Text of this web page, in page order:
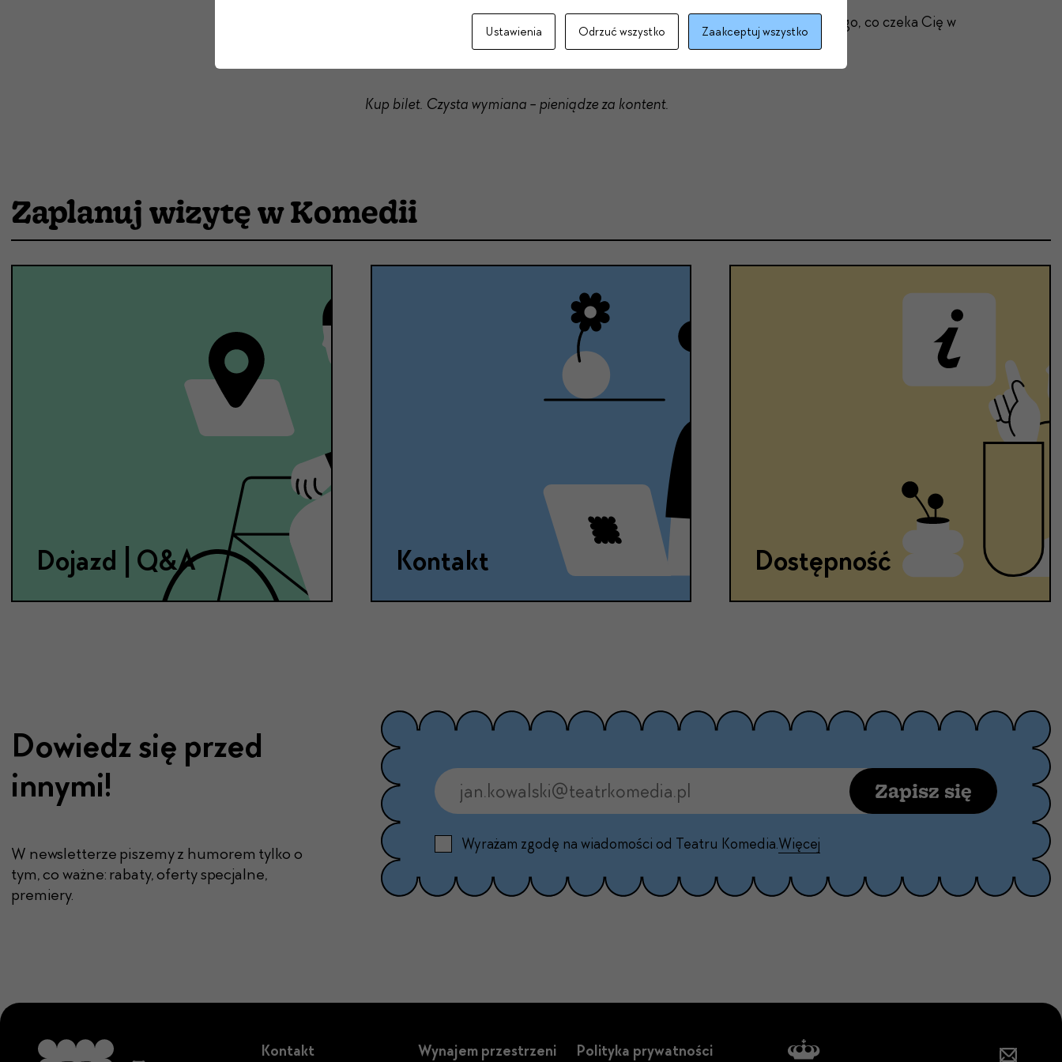
kontent (w roku 2026) - najogólniejsze, ale też najuczciwsze określenie tego, co czeka Cię w
nowym programie Ponciarza.
Kup bilet. Czysta wymiana - pieniądze za kontent.
Zaplanuj wizytę w Komedii
Dojazd | Q&A Kontakt Dostępność
Dowiedz się przed
innymi!
W newsletterze piszemy z humorem tylko o
tym, co ważne: rabaty, oferty specjalne,
premiery.
Zapisz się
Wyrażam zgodę na wiadomości od Teatru Komedia.Więcej
Kontakt Wynajem przestrzeni Polityka prywatności
Ustawienia Odrzuć wszystko Zaakceptuj wszystko